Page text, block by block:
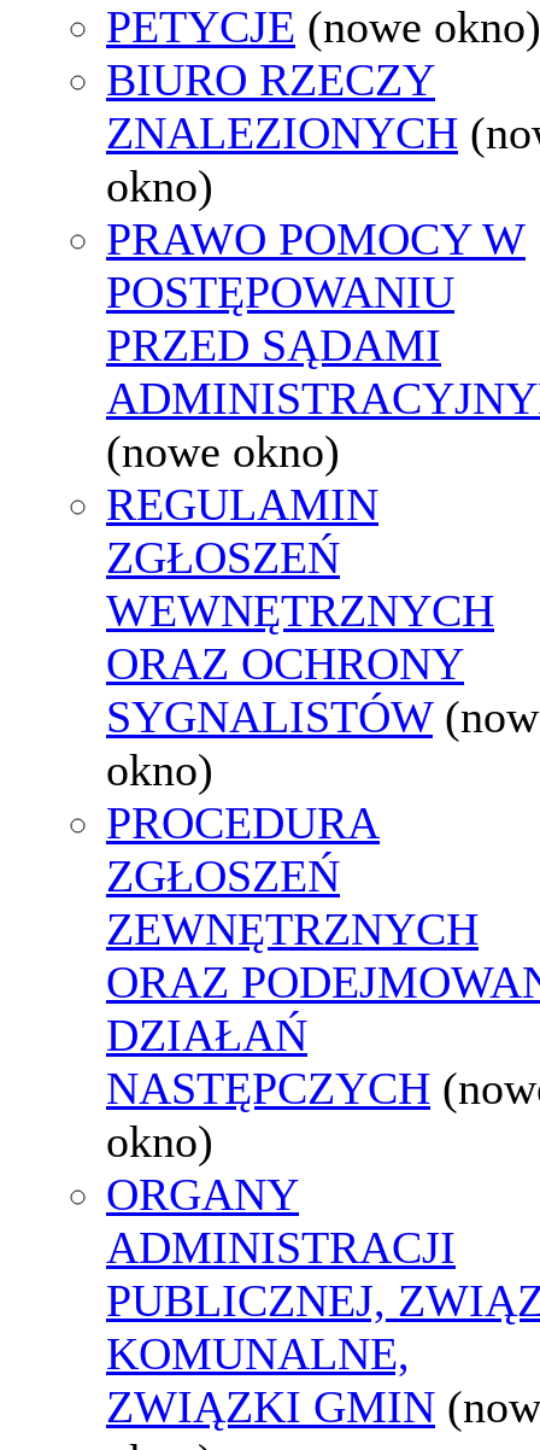
PETYCJE (nowe okno)
BIURO RZECZY
ZNALEZIONYCH
okno)
PRAWO POMOCY W
POSTĘPOWANIU
PRZED SĄDAMI
(nowe okno)
REGULAMIN
ZGŁOSZEŃ
WEWNĘTRZNYCH
ORAZ OCHRONY
SYGNALISTÓW
okno)
PROCEDURA
ZGŁOSZEŃ
ZEWNĘTRZNYCH
ORAZ
DZIAŁAŃ
NASTĘPCZYCH
okno)
ORGANY
ADMINISTRACJI
PUBLICZNEJ,
KOMUNALNE,
ZWIĄZKI GMIN